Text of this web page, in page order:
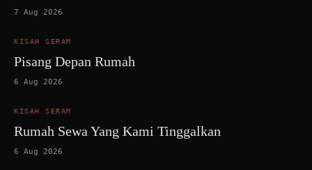
7 Aug 2026
KISAH SERAM
Pisang Depan Rumah
6 Aug 2026
KISAH SERAM
Rumah Sewa Yang Kami Tinggalkan
6 Aug 2026